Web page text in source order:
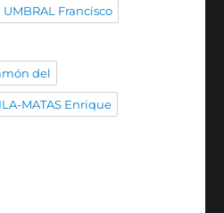
UMBRAL Francisco
del
MATAS Enrique